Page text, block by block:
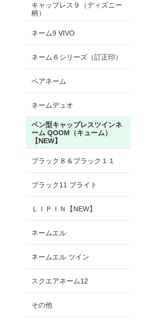
キャップレス９（ディズニー
柄）
ネーム9 VIVO
ネーム６シリーズ（訂正印）
ペアネーム
ネームデュオ
ペン型キャップレスツインネ
ーム QOOM（キューム）
【NEW】
ブラック８＆ブラック１１
ブラック11 ブライト
ＬＩＰＩＮ【NEW】
ネームエル
ネームエル ツイン
スクエアネーム12
その他